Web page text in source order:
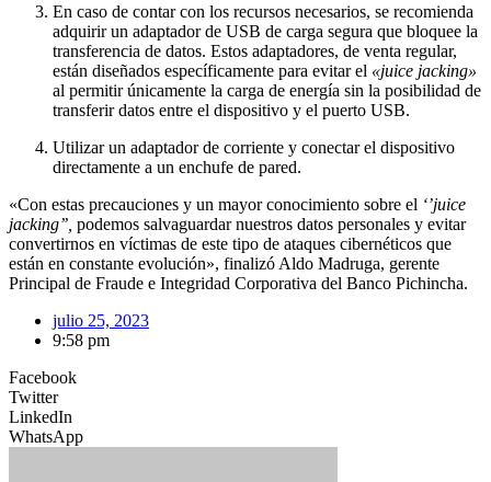
En caso de contar con los recursos necesarios, se recomienda
adquirir un adaptador de USB de carga segura que bloquee la
transferencia de datos. Estos adaptadores, de venta regular,
están diseñados específicamente para evitar el «juice jacking»
al permitir únicamente la carga de energía sin la posibilidad de
transferir datos entre el dispositivo y el puerto USB.
Utilizar un adaptador de corriente y conectar el dispositivo
directamente a un enchufe de pared.
«Con estas precauciones y un mayor conocimiento sobre el ‘’juice
jacking’’, podemos salvaguardar nuestros datos personales y evitar
convertirnos en víctimas de este tipo de ataques cibernéticos que
están en constante evolución», finalizó Aldo Madruga, gerente
Principal de Fraude e Integridad Corporativa del Banco Pichincha.
julio 25, 2023
9:58 pm
Facebook
Twitter
LinkedIn
WhatsApp